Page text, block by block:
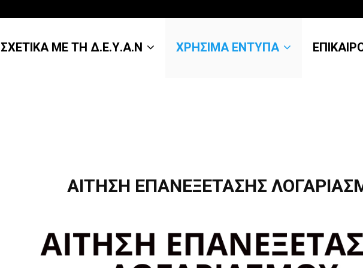
ΣΧΕΤΙΚΑ ΜΕ ΤΗ Δ.Ε.Υ.Α.Ν ΧΡΗΣΙΜΑ ΕΝΤΥΠΑ
ΑΙΤΗΣΗ ΕΠΑΝΕΞΕΤΑΣΗΣ